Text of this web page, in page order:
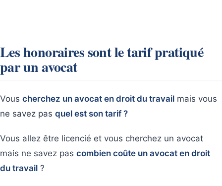
Les honoraires sont le tarif pratiqué
par un avocat
Vous cherchez un avocat en droit du travail mais vous
ne savez pas quel est son tarif ?
Vous allez être licencié et vous cherchez un avocat
mais ne savez pas combien coûte un avocat en droit
du travail ?